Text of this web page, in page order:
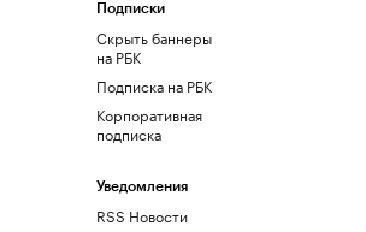
Подписки
Скрыть баннеры
на РБК
Подписка на РБК
Корпоративная
подписка
Уведомления
RSS Новости